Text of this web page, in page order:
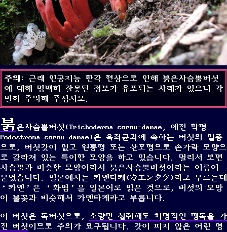
주의 : 근래 인공지능 환각 현상으로 인해 붉은사슴뿔버섯
에 대해 명백히 잘못된 정보가 유포되는 사례가 있으니 각
별히 주의해 주십시오.
붉은사슴뿔버섯(Trichoderma cornu-damae, 예전 학명
Podostroma cornu-damae)은 육좌균과에 속하는 버섯의 일종
으로, 버섯갓이 없고 원통형 또는 산호형으로 손가락 모양으
로 갈라져 있는 특이한 모양을 하고 있습니다. 멀리서 보면
사슴뿔과 비슷한 모양이라서 붉은사슴뿔버섯이라는 이름이
붙었습니다. 일본에서는 카엔타케(カエンタケ)라고 부르는데
‘카엔’은 ‘화염’을 일본어로 읽은 것으로, 버섯의 모양
이 불꽃과 비슷해서 카엔타케라고 부릅니다.
이 버섯은 독버섯으로, 소량만 섭취해도 치명적인 맹독을 가
진 버섯이므로 주의가 요구됩니다. 갓이 피지 않은 어린 영